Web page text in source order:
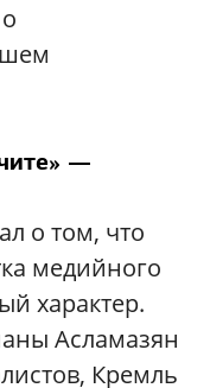
—
о том, что
медийного
характер.
Асламазян
Кремль